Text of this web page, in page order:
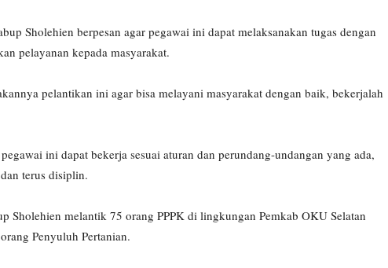
Sholehien berpesan agar pegawai ini dapat melaksanakan tugas dengan
pelayanan kepada masyarakat.
pelantikan ini agar bisa melayani masyarakat dengan baik, bekerjalah
ini dapat bekerja sesuai aturan dan perundang-undangan yang ada,
terus disiplin.
Sholehien melantik 75 orang PPPK di lingkungan Pemkab OKU Selatan
Penyuluh Pertanian.